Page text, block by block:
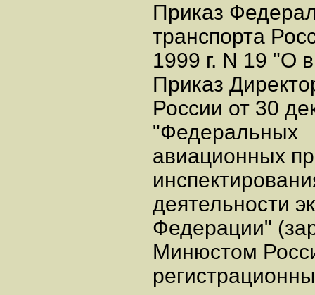
Приказ
транспорта
1999 г. N 19 "О
Приказ
России от 30
"Федеральных
авиационных
деятельности
Федерации"
Минюстом